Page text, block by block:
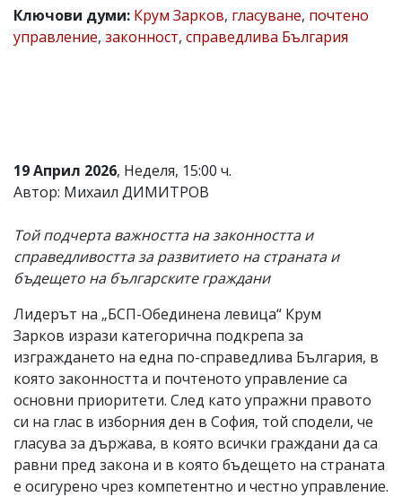
Коментарите
под
не
носи
отговорност
тях!
Ако
откриете
обиден
вас
коментар,
моля
сигнализирайте
ни!
Ключови думи: Крум Зарков, гласуване, почтено
управление, законност, справедлива България
19 Април 2026, Неделя, 15:00 ч.
Автор: Михаил ДИМИТРОВ
Той подчерта важността на законността и
справедливостта за развитието на страната и
бъдещето на българските граждани
Лидерът на „БСП-Обединена левица“ Крум
Зарков изрази категорична подкрепа за
изграждането на една по-справедлива България, в
която законността и почтеното управление са
основни приоритети. След като упражни правото
си на глас в изборния ден в София, той сподели, че
гласува за държава, в която всички граждани да са
равни пред закона и в която бъдещето на страната
е осигурено чрез компетентно и честно управление.